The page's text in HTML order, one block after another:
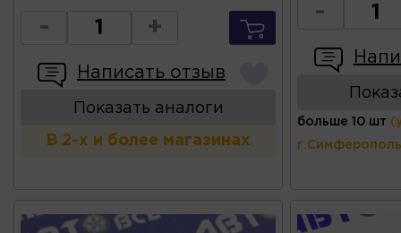
- +
Написать отзыв
Показать аналоги
В 2-х и более магазинах
-
больше 10 шт